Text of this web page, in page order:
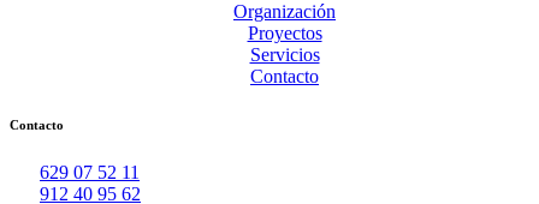
Organización
Proyectos
Servicios
Contacto
Contacto
629 07 52 11
912 40 95 62